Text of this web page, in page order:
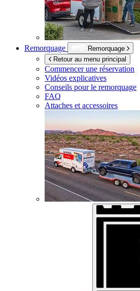
Remorquage
Remorquage
Retour au menu principal
Commencer une réservation
Vidéos explicatives
Conseils pour le remorquage
FAQ
Attaches et accessoires